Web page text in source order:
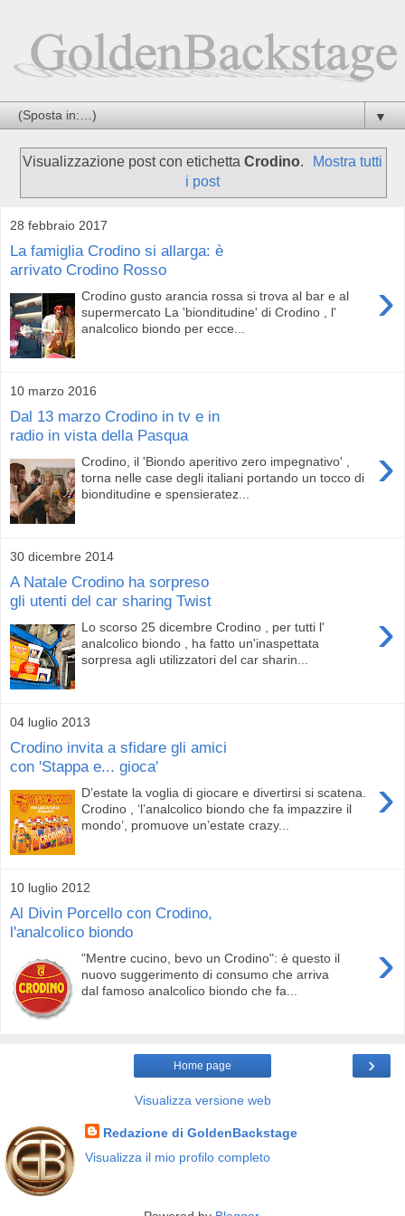
▼
Visualizzazione post con etichetta Crodino.
Mostra tutti
i post
28 febbraio 2017
La famiglia Crodino si allarga: è
arrivato Crodino Rosso
›
Crodino gusto arancia rossa si trova al bar e al
supermercato La 'bionditudine' di Crodino , l'
analcolico biondo per ecce...
10 marzo 2016
Dal 13 marzo Crodino in tv e in
radio in vista della Pasqua
›
Crodino, il 'Biondo aperitivo zero impegnativo' ,
torna nelle case degli italiani portando un tocco di
bionditudine e spensieratez...
30 dicembre 2014
A Natale Crodino ha sorpreso
gli utenti del car sharing Twist
›
Lo scorso 25 dicembre Crodino , per tutti l'
analcolico biondo , ha fatto un'inaspettata
sorpresa agli utilizzatori del car sharin...
04 luglio 2013
Crodino invita a sfidare gli amici
con 'Stappa e... gioca'
›
D’estate la voglia di giocare e divertirsi si scatena.
Crodino , ‘l’analcolico biondo che fa impazzire il
mondo’, promuove un’estate crazy...
10 luglio 2012
Al Divin Porcello con Crodino,
l'analcolico biondo
›
"Mentre cucino, bevo un Crodino": è questo il
nuovo suggerimento di consumo che arriva
dal famoso analcolico biondo che fa...
›
Home page
Visualizza versione web
Redazione di GoldenBackstage
Visualizza il mio profilo completo